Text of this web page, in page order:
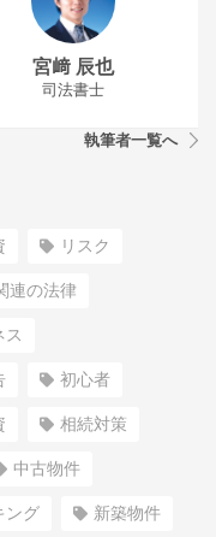
宮﨑 辰也
司法書士
執筆者一覧へ
リスク
連の法律
ス
初心者
相続対策
中古物件
ング 新築物件